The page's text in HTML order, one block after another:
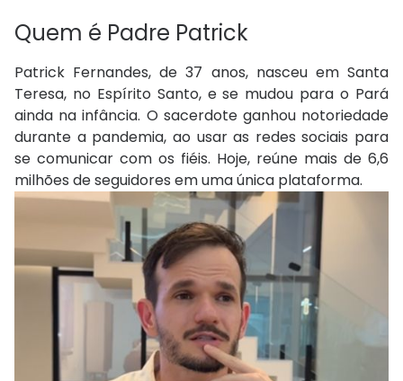
Quem é Padre Patrick
Patrick Fernandes, de 37 anos, nasceu em Santa
Teresa, no Espírito Santo, e se mudou para o Pará
ainda na infância. O sacerdote ganhou notoriedade
durante a pandemia, ao usar as redes sociais para
se comunicar com os fiéis. Hoje, reúne mais de 6,6
milhões de seguidores em uma única plataforma.